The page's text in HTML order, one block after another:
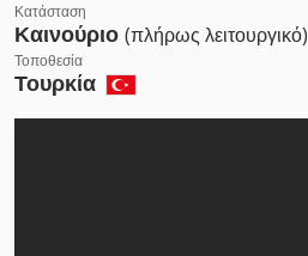
Κατάσταση
Καινούριο (πλήρως λειτουργικό)
Τοποθεσία
Τουρκία